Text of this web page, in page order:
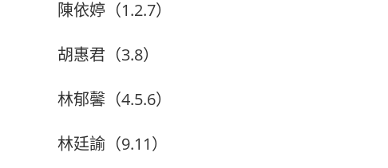
陳依婷（1.2.7）
胡惠君（3.8）
林郁馨（4.5.6）
林廷諭（9.11）